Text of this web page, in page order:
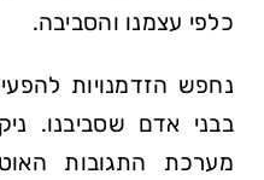
כלפי עצמנו והסביבה.
נחפש הזדמנויות
בבני אדם שסביבנו.
מערכת התגובות